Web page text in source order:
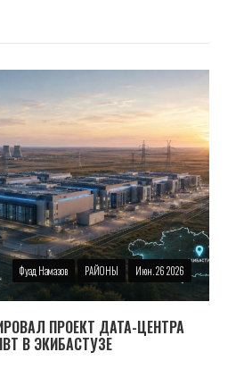
Фуад Намазов РАЙОНЫ Июн. 26 2026
ПРОЕКТ ДАТА-ЦЕНТРА
В ЭКИБАСТУЗЕ